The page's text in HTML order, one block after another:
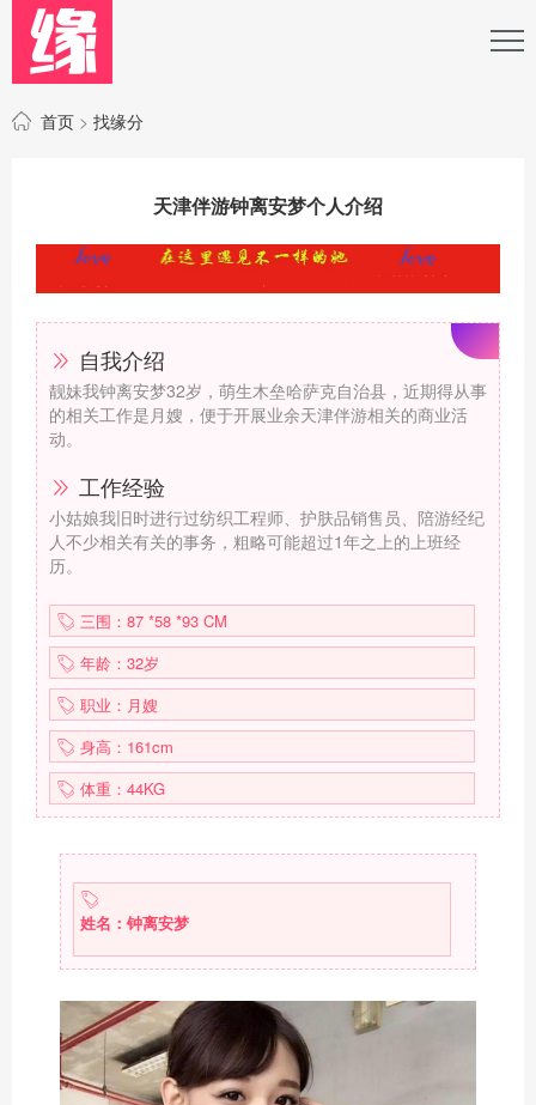
首页 > 找缘分
天津伴游钟离安梦个人介绍
自我介绍
靓妹我钟离安梦32岁，萌生木垒哈萨克自治县，近期得从事
的相关工作是月嫂，便于开展业余天津伴游相关的商业活
动。
工作经验
小姑娘我旧时进行过纺织工程师、护肤品销售员、陪游经纪
人不少相关有关的事务，粗略可能超过1年之上的上班经
历。
三围：87 *58 *93 CM
年龄：32岁
职业：月嫂
身高：161cm
体重：44KG
姓名：钟离安梦